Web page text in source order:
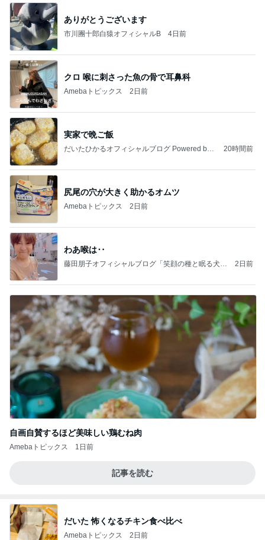
ありがとうございます
市川團十郎白猿オフィシャルB 4日前
クロ 喉に刺さった魚の骨で耳鼻科
Amebaトピックス 2日前
実家で晩ご飯
だいたひかるオフィシャルブログ Powered by
20時間前
尻尾の穴が大きく助かるオムツ
Amebaトピックス 2日前
わあ喉は‥
藤田朋子オフィシャルブログ「笑顔の種と眠る犬」
2日前
自画自賛するほど美味しい鶏むね肉
Amebaトピックス 1日前
記事を読む
だいた 怖くなるチキン食べ比べ
Amebaトピックス 2日前